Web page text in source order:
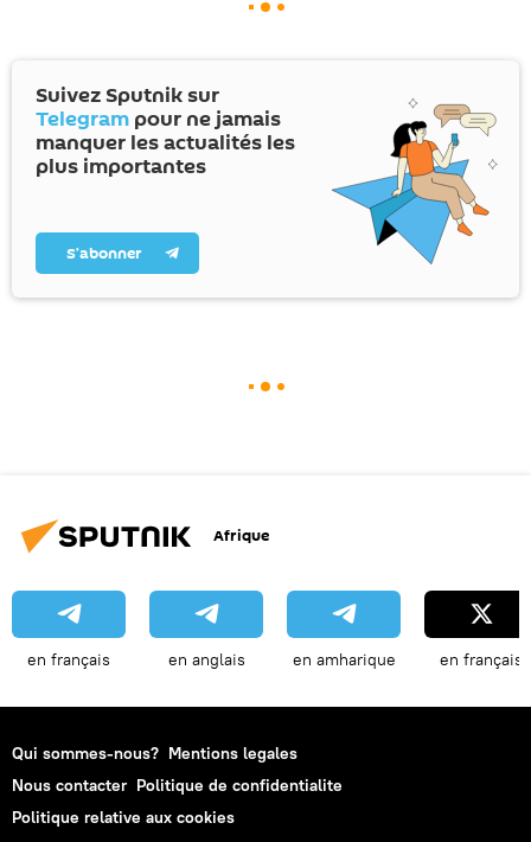
Suivez Sputnik sur
Telegram pour ne jamais
manquer les actualités les
plus importantes
S’abonner
Afrique
en français en anglais en amharique en français
Qui sommes-nous? Mentions legales
Nous contacter Politique de confidentialite
Politique relative aux cookies